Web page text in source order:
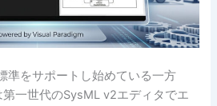
準をサポートし始めている一方
一世代のSysML v2エディタでエ